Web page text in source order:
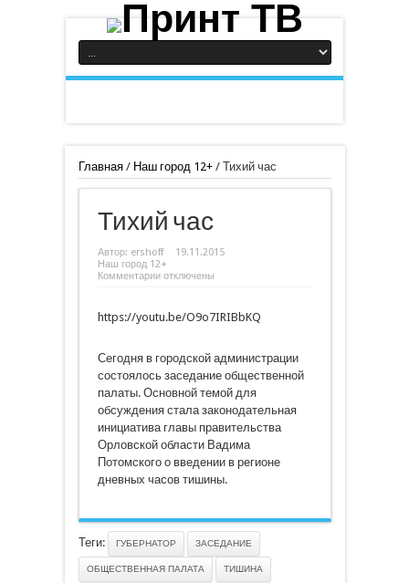
Главная/ Наш город 12+/ Тихий час
Тихий час
Автор: ershoff
19.11.2015
Наш город 12+
Комментариик
час
отключены
https://youtu.be/O9o7IRIBbKQ
Сегодня в городской администрации
состоялось заседание общественной
палаты. Основной темой для
обсуждения стала законодательная
инициатива главы правительства
Орловской области Вадима
Потомского о введении в регионе
дневных часов тишины.
Теги: ГУБЕРНАТОР ЗАСЕДАНИЕ
ОБЩЕСТВЕННАЯ ПАЛАТА ТИШИНА